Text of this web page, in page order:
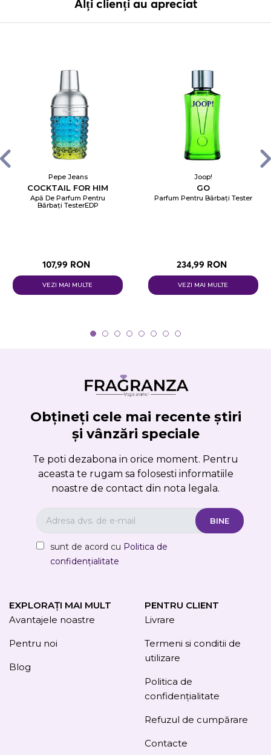
Alți clienți au apreciat
Pepe Jeans
COCKTAIL FOR HIM
Apă De Parfum Pentru
Bărbați TesterEDP
107,99 RON
VEZI MAI MULTE
Joop!
GO
Parfum Pentru Bărbați Tester
234,99 RON
VEZI MAI MULTE
Obțineți cele mai recente știri
și vânzări speciale
Te poti dezabona in orice moment. Pentru
aceasta te rugam sa folosesti informatiile
noastre de contact din nota legala.
sunt de acord cu Politica de
confidențialitate
EXPLORAȚI MAI MULT
Avantajele noastre
Pentru noi
Blog
PENTRU CLIENT
Livrare
Termeni si conditii de
utilizare
Politica de
confidențialitate
Refuzul de cumpărare
Contacte